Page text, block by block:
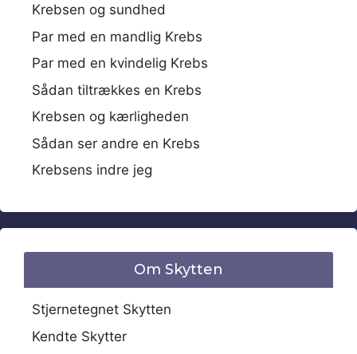
Krebsen og sundhed
Par med en mandlig Krebs
Par med en kvindelig Krebs
Sådan tiltrækkes en Krebs
Krebsen og kærligheden
Sådan ser andre en Krebs
Krebsens indre jeg
Om Skytten
Stjernetegnet Skytten
Kendte Skytter